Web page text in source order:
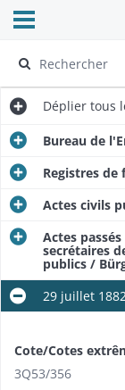
Ouvrir le menu
Déplier tous
Bureau de
Registres
Actes civils
Actes
secrétaires
publics /
29 juillet
Cote/Cotes
3Q53/356